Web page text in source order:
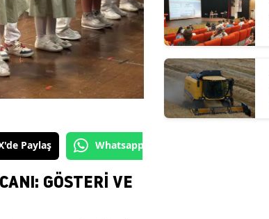
Paylaş Whatsapp'tan Gönder
GÖSTERI VE